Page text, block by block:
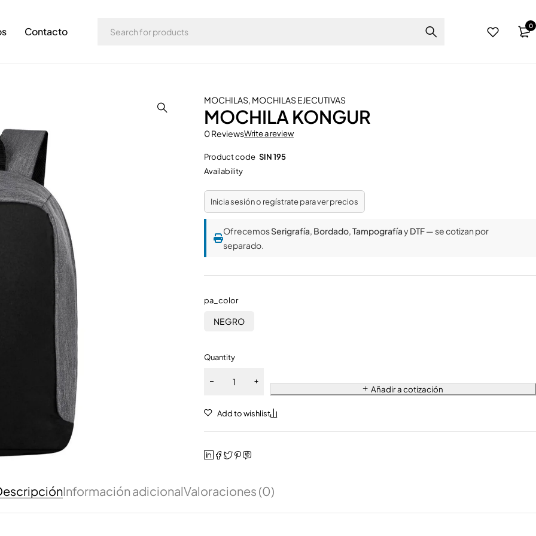
Contacto 0
MOCHILAS, MOCHILAS EJECUTIVAS
MOCHILA KONGUR
0 ReviewsWrite a review
Product code SIN 195
Availability
Inicia sesión o regístrate para ver precios
OfrecemosSerigrafía, Bordado,TampografíayDTF— se cotizan por
separado.
pa_color
NEGRO
Quantity
Añadir a cotización
Información adicionalValoraciones (0)